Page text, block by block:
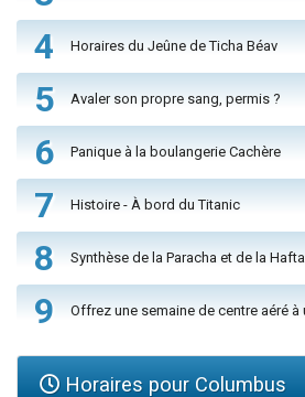
4 Horaires du Jeûne de Ticha Béav
5 Avaler son propre sang, permis ?
6 Panique à la boulangerie Cachère
7 Histoire - À bord du Titanic
8 Synthèse de la Paracha et de la
9 Offrez une semaine de centre aéré à
Horaires pour Columbus